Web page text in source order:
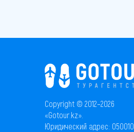
Copyright © 2012–2026
«Gotour.kz».
Юридический адрес: 050010,